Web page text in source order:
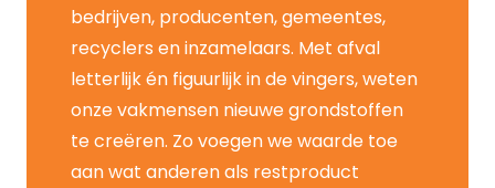
bedrijven, producenten, gemeentes,
recyclers en inzamelaars. Met afval
letterlijk én figuurlijk in de vingers, weten
onze vakmensen nieuwe grondstoffen
te creëren. Zo voegen we waarde toe
aan wat anderen als restproduct